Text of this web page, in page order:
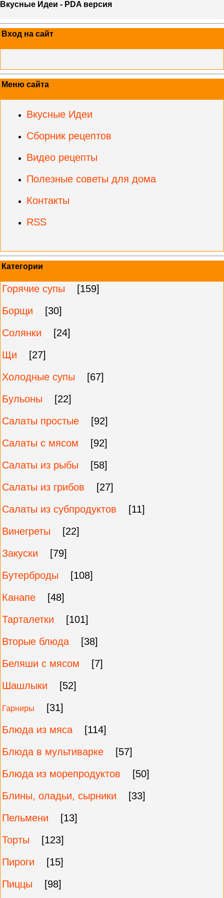
Вкусные Идеи - PDA версия
Вход на сайт
Меню сайта
Вкусные Идеи
Сборник рецептов
Видео рецепты
Полезные советы для дома
Контакты
RSS
Категории
Горячие супы
[159]
Борщи
[30]
Солянки
[24]
Щи
[27]
Холодные супы
[67]
Бульоны
[22]
Салаты простые
[92]
Салаты с мясом
[92]
Салаты из рыбы
[58]
Салаты из грибов
[27]
Салаты из субпродуктов
[11]
Винегреты
[22]
Закуски
[79]
Бутерброды
[108]
Канапе
[48]
Тарталетки
[101]
Вторые блюда
[38]
Беляши с мясом
[7]
Шашлыки
[52]
Гарниры
[31]
Блюда из мяса
[114]
Блюда в мультиварке
[57]
Блюда из морепродуктов
[50]
Блины, оладьи, сырники
[33]
Пельмени
[13]
Торты
[123]
Пироги
[15]
Пиццы
[98]